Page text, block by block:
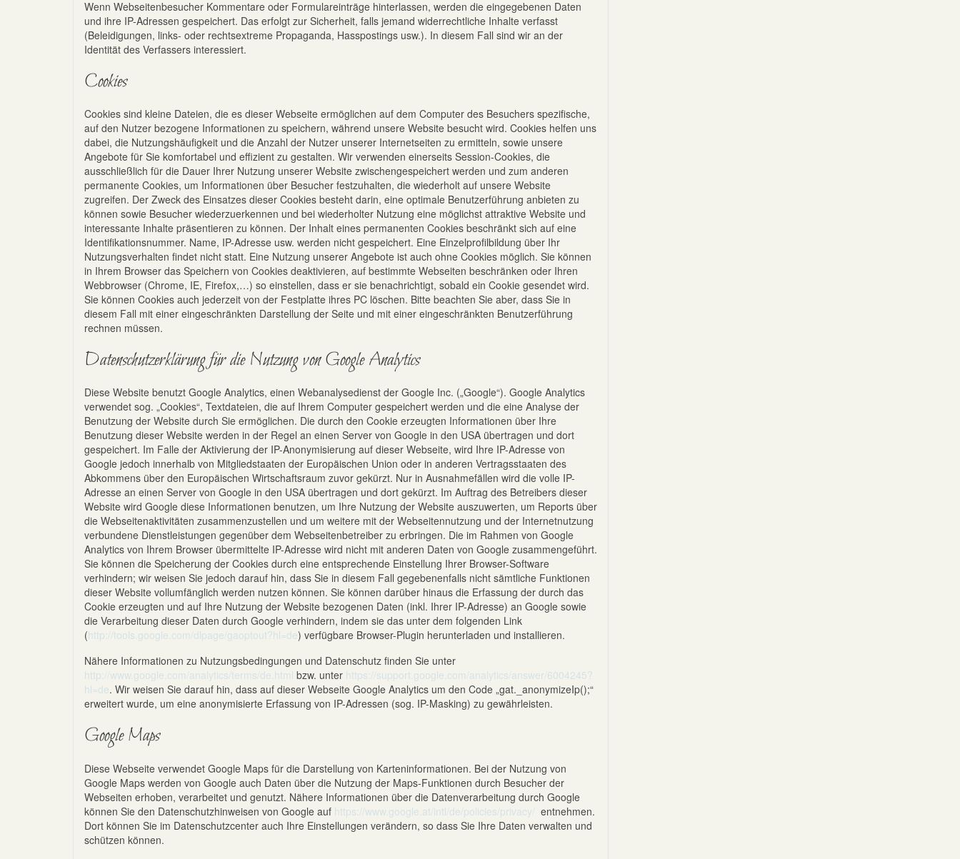
Wenn Webseitenbesucher Kommentare oder Formulareinträge hinterlassen, werden die eingegebenen Daten
und ihre IP-Adressen gespeichert. Das erfolgt zur Sicherheit, falls jemand widerrechtliche Inhalte verfasst
(Beleidigungen, links- oder rechtsextreme Propaganda, Hasspostings usw.). In diesem Fall sind wir an der
Identität des Verfassers interessiert.
Cookies
Cookies sind kleine Dateien, die es dieser Webseite ermöglichen auf dem Computer des Besuchers spezifische,
auf den Nutzer bezogene Informationen zu speichern, während unsere Website besucht wird. Cookies helfen uns
dabei, die Nutzungshäufigkeit und die Anzahl der Nutzer unserer Internetseiten zu ermitteln, sowie unsere
Angebote für Sie komfortabel und effizient zu gestalten. Wir verwenden einerseits Session-Cookies, die
ausschließlich für die Dauer Ihrer Nutzung unserer Website zwischengespeichert werden und zum anderen
permanente Cookies, um Informationen über Besucher festzuhalten, die wiederholt auf unsere Website
zugreifen. Der Zweck des Einsatzes dieser Cookies besteht darin, eine optimale Benutzerführung anbieten zu
können sowie Besucher wiederzuerkennen und bei wiederholter Nutzung eine möglichst attraktive Website und
interessante Inhalte präsentieren zu können. Der Inhalt eines permanenten Cookies beschränkt sich auf eine
Identifikationsnummer. Name, IP-Adresse usw. werden nicht gespeichert. Eine Einzelprofilbildung über Ihr
Nutzungsverhalten findet nicht statt. Eine Nutzung unserer Angebote ist auch ohne Cookies möglich. Sie können
in Ihrem Browser das Speichern von Cookies deaktivieren, auf bestimmte Webseiten beschränken oder Ihren
Webbrowser (Chrome, IE, Firefox,…) so einstellen, dass er sie benachrichtigt, sobald ein Cookie gesendet wird.
Sie können Cookies auch jederzeit von der Festplatte ihres PC löschen. Bitte beachten Sie aber, dass Sie in
diesem Fall mit einer eingeschränkten Darstellung der Seite und mit einer eingeschränkten Benutzerführung
rechnen müssen.
Datenschutzerklärung für die Nutzung von Google Analytics
Diese Website benutzt Google Analytics, einen Webanalysedienst der Google Inc. („Google“). Google Analytics
verwendet sog. „Cookies“, Textdateien, die auf Ihrem Computer gespeichert werden und die eine Analyse der
Benutzung der Website durch Sie ermöglichen. Die durch den Cookie erzeugten Informationen über Ihre
Benutzung dieser Website werden in der Regel an einen Server von Google in den USA übertragen und dort
gespeichert. Im Falle der Aktivierung der IP-Anonymisierung auf dieser Webseite, wird Ihre IP-Adresse von
Google jedoch innerhalb von Mitgliedstaaten der Europäischen Union oder in anderen Vertragsstaaten des
Abkommens über den Europäischen Wirtschaftsraum zuvor gekürzt. Nur in Ausnahmefällen wird die volle IP-
Adresse an einen Server von Google in den USA übertragen und dort gekürzt. Im Auftrag des Betreibers dieser
Website wird Google diese Informationen benutzen, um Ihre Nutzung der Website auszuwerten, um Reports über
die Webseitenaktivitäten zusammenzustellen und um weitere mit der Webseitennutzung und der Internetnutzung
verbundene Dienstleistungen gegenüber dem Webseitenbetreiber zu erbringen. Die im Rahmen von Google
Analytics von Ihrem Browser übermittelte IP-Adresse wird nicht mit anderen Daten von Google zusammengeführt.
Sie können die Speicherung der Cookies durch eine entsprechende Einstellung Ihrer Browser-Software
verhindern; wir weisen Sie jedoch darauf hin, dass Sie in diesem Fall gegebenenfalls nicht sämtliche Funktionen
dieser Website vollumfänglich werden nutzen können. Sie können darüber hinaus die Erfassung der durch das
Cookie erzeugten und auf Ihre Nutzung der Website bezogenen Daten (inkl. Ihrer IP-Adresse) an Google sowie
die Verarbeitung dieser Daten durch Google verhindern, indem sie das unter dem folgenden Link
(http://tools.google.com/dlpage/gaoptout?hl=de) verfügbare Browser-Plugin herunterladen und installieren.
Nähere Informationen zu Nutzungsbedingungen und Datenschutz finden Sie unter
http://www.google.com/analytics/terms/de.html bzw. unter https://support.google.com/analytics/answer/6004245?
hl=de. Wir weisen Sie darauf hin, dass auf dieser Webseite Google Analytics um den Code „gat._anonymizeIp();“
erweitert wurde, um eine anonymisierte Erfassung von IP-Adressen (sog. IP-Masking) zu gewährleisten.
Google Maps
Diese Webseite verwendet Google Maps für die Darstellung von Karteninformationen. Bei der Nutzung von
Google Maps werden von Google auch Daten über die Nutzung der Maps-Funktionen durch Besucher der
Webseiten erhoben, verarbeitet und genutzt. Nähere Informationen über die Datenverarbeitung durch Google
können Sie den Datenschutzhinweisen von Google auf https://www.google.at/intl/de/policies/privacy/ entnehmen.
Dort können Sie im Datenschutzcenter auch Ihre Einstellungen verändern, so dass Sie Ihre Daten verwalten und
schützen können.